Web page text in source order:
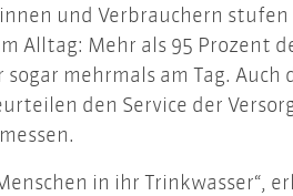
und Verbrauchern stufen
Alltag: Mehr als 95 Prozent
mehrmals am Tag. Auch
den Service der
in ihr Trinkwasser“,